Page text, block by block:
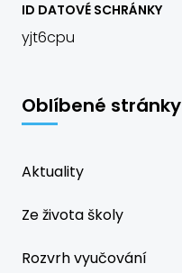
ID DATOVÉ SCHRÁNKY
yjt6cpu
Oblíbené stránky
Aktuality
Ze života školy
Rozvrh vyučování